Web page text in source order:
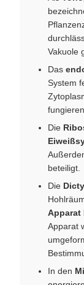
Vakuole
Das
System
fungieren.
Die
beteiligt.
Die
Apparat
Apparat
In den